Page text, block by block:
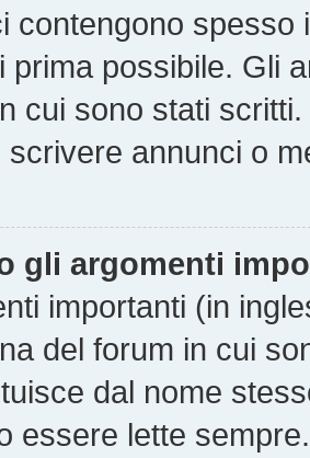
contengono
prima possibile. Gli
cui sono stati
scrivere annunci o
gli argomenti
importanti (in
del forum in cui
dal nome
essere lette